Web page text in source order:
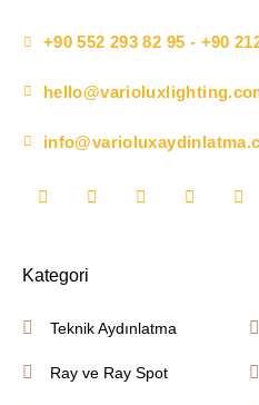
+90 552 293 82 95 - +90
Kategori
Teknik Aydınlatma
Ray ve Ray Spot